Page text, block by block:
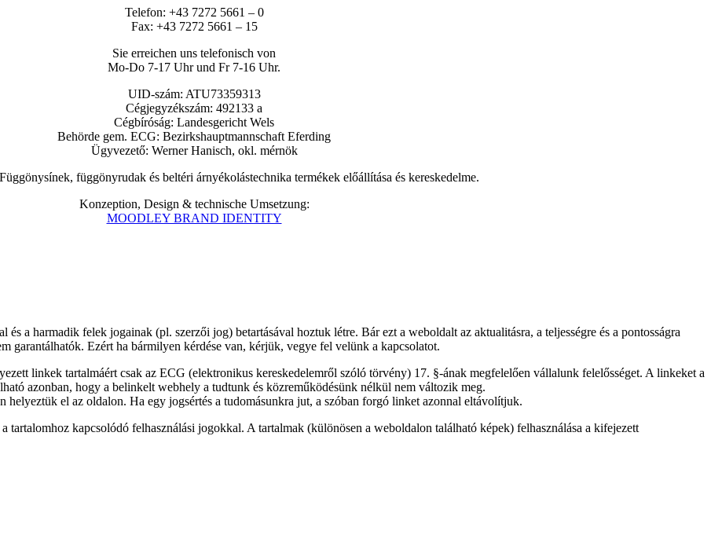
Telefon: +43 7272 5661 – 0
Fax: +43 7272 5661 – 15
Sie erreichen uns telefonisch von
Mo-Do 7-17 Uhr und Fr 7-16 Uhr.
UID-szám: ATU73359313
Cégjegyzékszám: 492133 a
Cégbíróság: Landesgericht Wels
Behörde gem. ECG: Bezirkshauptmannschaft Eferding
Ügyvezető: Werner Hanisch, okl. mérnök
függönyrudak és beltéri árnyékolástechnika termékek előállítása és kereskedelme.
Konzeption, Design & technische Umsetzung:
MOODLEY BRAND IDENTITY
a harmadik felek jogainak (pl. szerzői jog) betartásával hoztuk létre. Bár ezt a weboldalt az aktualitásra, a teljességre és a pontosságra
garantálhatók. Ezért ha bármilyen kérdése van, kérjük, vegye fel velünk a kapcsolatot.
linkek tartalmáért csak az ECG (elektronikus kereskedelemről szóló törvény) 17. §-ának megfelelően vállalunk felelősséget. A linkeket a
azonban, hogy a belinkelt webhely a tudtunk és közreműködésünk nélkül nem változik meg.
el az oldalon. Ha egy jogsértés a tudomásunkra jut, a szóban forgó linket azonnal eltávolítjuk.
kapcsolódó felhasználási jogokkal. A tartalmak (különösen a weboldalon található képek) felhasználása a kifejezett